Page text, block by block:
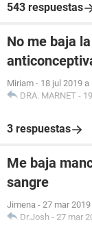
543 respuestas
No me baja
Miriam - 18 jul 2019 a
DRA. MARNET -
3 respuestas
Me baja
sangre
Jimena - 27 mar
Dr.Josh - 27 mar